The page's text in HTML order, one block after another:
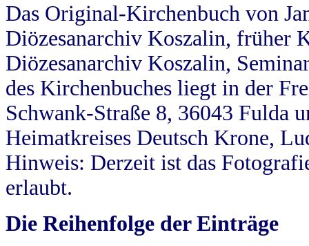
Das Original-Kirchenbuch von
Diözesanarchiv Koszalin, früher
Diözesanarchiv Koszalin,
des Kirchenbuches liegt in der
Schwank-Straße 8, 36043 Fulda
Heimatkreises Deutsch Krone,
Hinweis: Derzeit ist das
erlaubt.
Die Reihenfolge der Einträge